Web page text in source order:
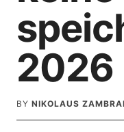
2026
BY NIKOLAUS